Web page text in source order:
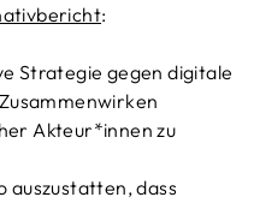
:
Strategie gegen digitale
Akteur*innen zu
auszustatten, dass